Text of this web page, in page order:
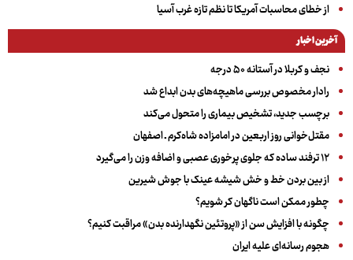
از خطای محاسبات آمریکا تا نظم تازه غرب آسیا
آخرین اخبار
نجف و کربلا در آستانه ۵۰ درجه
رادار مخصوص بررسی ماهیچه‌های بدن ابداع شد
برچسب جدید، تشخیص بیماری را متحول می‌کند
مقتل‌خوانی روز اربعین در امامزاده شاه‌کرم ـ اصفهان
۱۲ ترفند ساده که جلوی پرخوری عصبی و اضافه ‌وزن را می‌گیرد
از بین بردن خط و خش شیشه عینک با جوش شیرین
چطور ممکن است ناگهان کر شویم؟
چگونه با افزایش سن از «پروتئین نگهدارنده بدن» مراقبت کنیم؟
هجوم رسانه‌ای علیه ایران